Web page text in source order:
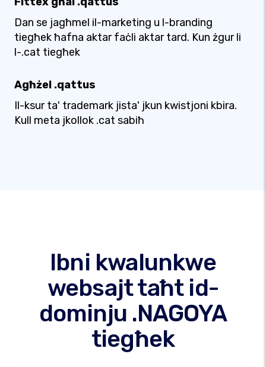
Dan se jagħmel il-marketing u l-branding
tiegħek ħafna aktar faċli aktar tard. Kun żgur li
l-.cat tiegħek
Agħżel .qattus
Il-ksur ta' trademark jista' jkun kwistjoni kbira.
Kull meta jkollok .cat sabiħ
Ibni kwalunkwe
websajt taħt id-
dominju .NAGOYA
tiegħek